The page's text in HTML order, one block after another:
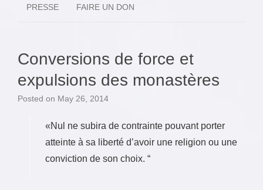
PRESSE FAIRE UN DON
Conversions de force et
expulsions des monastères
Posted on May 26, 2014
«Nul ne subira de contrainte pouvant porter
atteinte à sa liberté d’avoir une religion ou une
conviction de son choix. “